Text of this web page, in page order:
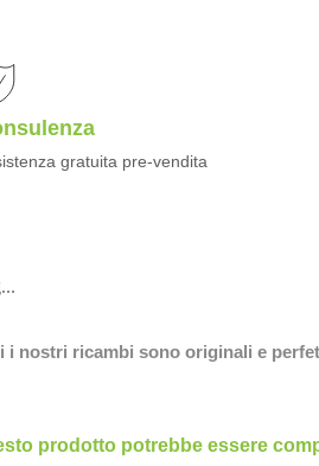
gratuita pre-vendita
i nostri ricambi sono originali e
prodotto potrebbe essere